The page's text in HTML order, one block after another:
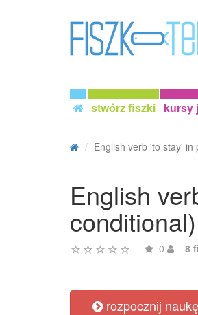
stwórz fiszki kursy
English verb 'to stay' in
English
0 8
rozpocznij naukę